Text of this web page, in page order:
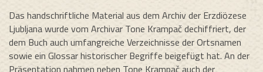
Das handschriftliche Material aus dem Archiv der Erzdiözese
Ljubljana wurde vom Archivar Tone Krampač dechiffriert, der
dem Buch auch umfangreiche Verzeichnisse der Ortsnamen
sowie ein Glossar historischer Begriffe beigefügt hat. An der
Präsentation nahmen neben Tone Krampač auch der